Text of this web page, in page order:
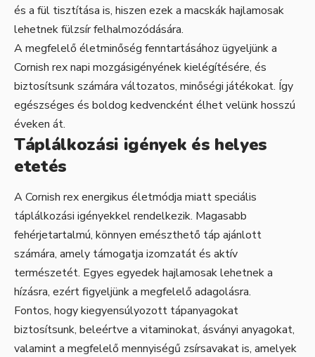
és a fül tisztítása is, hiszen ezek a macskák hajlamosak
lehetnek fülzsír felhalmozódására.
A megfelelő életminőség fenntartásához ügyeljünk a
Cornish rex napi mozgásigényének kielégítésére, és
biztosítsunk számára változatos, minőségi játékokat. Így
egészséges és boldog kedvencként élhet velünk hosszú
éveken át.
Táplálkozási igények és helyes
etetés
A Cornish rex energikus életmódja miatt speciális
táplálkozási igényekkel rendelkezik. Magasabb
fehérjetartalmú, könnyen emészthető táp ajánlott
számára, amely támogatja izomzatát és aktív
természetét. Egyes egyedek hajlamosak lehetnek a
hízásra, ezért figyeljünk a megfelelő adagolásra.
Fontos, hogy kiegyensúlyozott tápanyagokat
biztosítsunk, beleértve a vitaminokat, ásványi anyagokat,
valamint a megfelelő mennyiségű zsírsavakat is, amelyek